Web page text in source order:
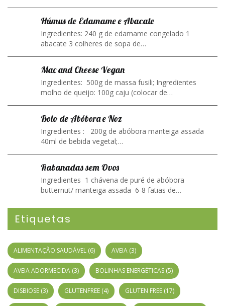
Húmus de Edamame e Abacate
Ingredientes: 240 g de edamame congelado 1
abacate 3 colheres de sopa de…
Mac and Cheese Vegan
Ingredientes: 500g de massa fusili; Ingredientes
molho de queijo: 100g caju (colocar de…
Bolo de Abóbora e Noz
Ingredientes : 200g de abóbora manteiga assada
40ml de bebida vegetal;…
Rabanadas sem Ovos
Ingredientes 1 chávena de puré de abóbora
butternut/ manteiga assada 6-8 fatias de…
Etiquetas
ALIMENTAÇÃO SAUDÁVEL (6) AVEIA (3)
AVEIA ADORMECIDA (3) BOLINHAS ENERGÉTICAS (5)
DISBIOSE (3) GLUTENFREE (4) GLUTEN FREE (17)